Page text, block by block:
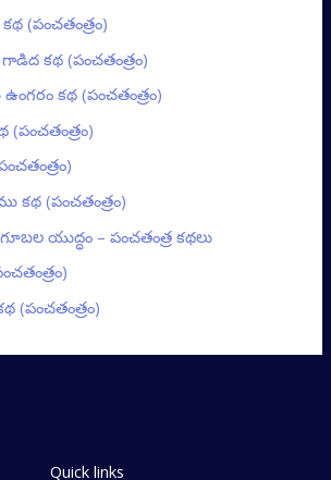
(పంచతంత్రం)
గాడిద కథ (పంచతంత్రం)
కథ (పంచతంత్రం)
(పంచతంత్రం)
కథ (పంచతంత్రం)
యుద్ధం – పంచతంత్ర కథలు
(పంచతంత్రం)
Quick links